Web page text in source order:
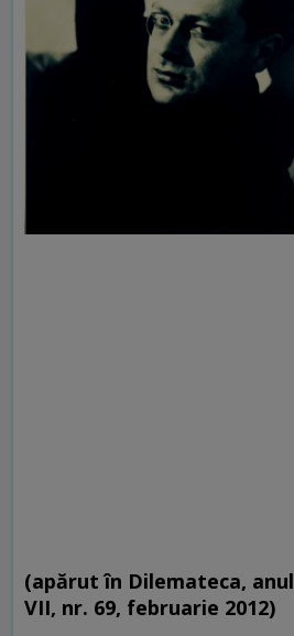
(apărut în Dilemateca, anul
VII, nr. 69, februarie 2012)